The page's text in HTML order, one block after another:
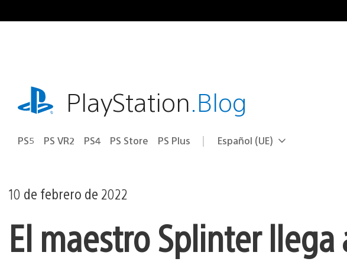
al
playstation.comPlayStation.Blog
PS5 PS VR2 PS4 PS Store PS Plus Selecciona
Región
Español (UE)
10 de febrero de 2022
El maestro Splinter llega